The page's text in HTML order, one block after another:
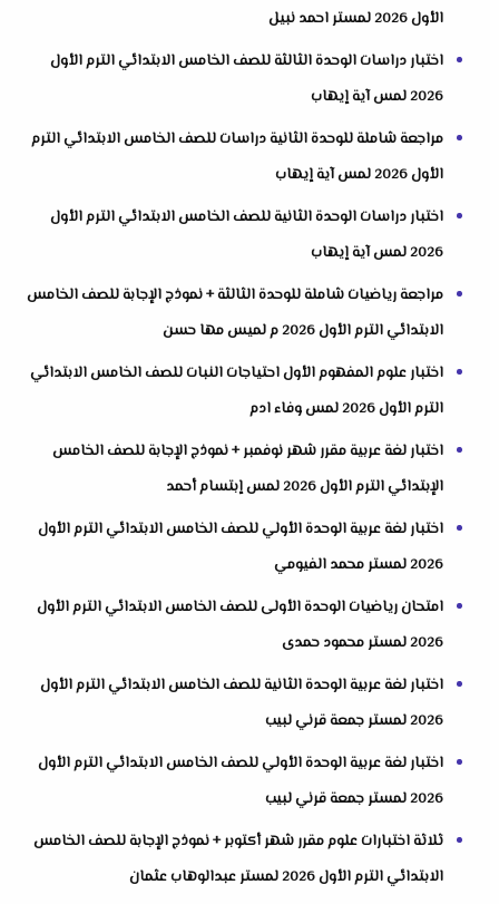
الأول 2026 لمستر احمد نبيل
اختبار دراسات الوحدة الثالثة للصف الخامس الابتدائي الترم الأول
2026 لمس آية إيهاب
مراجعة شاملة للوحدة الثانية دراسات للصف الخامس الابتدائي الترم
الأول 2026 لمس آية إيهاب
اختبار دراسات الوحدة الثانية للصف الخامس الابتدائي الترم الأول
2026 لمس آية إيهاب
مراجعة رياضيات شاملة للوحدة الثالثة + نموذج الإجابة للصف الخامس
الابتدائي الترم الأول 2026 م لميس مها حسن
اختبار علوم المفهوم الأول احتياجات النبات للصف الخامس الابتدائي
الترم الأول 2026 لمس وفاء ادم
اختبار لغة عربية مقرر شهر نوفمبر + نموذج الإجابة للصف الخامس
الإبتدائي الترم الأول 2026 لمس إبتسام أحمد
اختبار لغة عربية الوحدة الأولي للصف الخامس الابتدائي الترم الأول
2026 لمستر محمد الفيومي
امتحان رياضيات الوحدة الأولى للصف الخامس الابتدائي الترم الأول
2026 لمستر محمود حمدى
اختبار لغة عربية الوحدة الثانية للصف الخامس الابتدائي الترم الأول
2026 لمستر جمعة قرني لبيب
اختبار لغة عربية الوحدة الأولي للصف الخامس الابتدائي الترم الأول
2026 لمستر جمعة قرني لبيب
ثلاثة اختبارات علوم مقرر شهر أكتوبر + نموذج الإجابة للصف الخامس
الابتدائي الترم الأول 2026 لمستر عبدالوهاب عثمان